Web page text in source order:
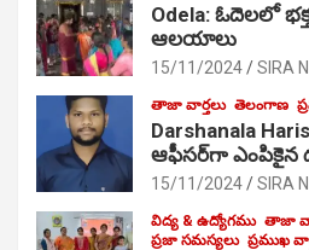
Odela: ఓదెల‌లో
ఆల‌యాలు
15/11/2024 SIRA
తాజా వార్తలు తెలంగాణ
Darshanala
ఆఫీసర్‌గా ఎంపికైన
15/11/2024 SIRA
విద్య & ఉద్యోగము తాజా
ప్రజా సమస్యలు ప్రముఖ